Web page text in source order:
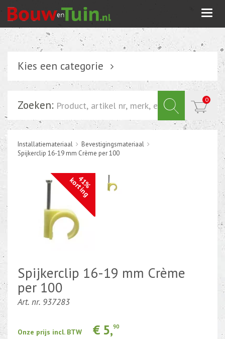
Kies een categorie
Verlichting
Inbouwdoos-kabeldoos
Tuin elektriciteit
Tuinverlichting
Grondspots met geïntrigeerde LED of energie zuinige
CEE-stekker-contra 380-230V
Beweging-Tijd-Rook Sensors
Bulkverpakking
Zoeken: 0
Installatiemateriaal
Bevestigingsmateriaal
Spijkerclip 16-19 mm Crème per 100
41%
korting
Spijkerclip 16-19 mm Crème
per 100
Art. nr. 937283
Onze prijs incl. BTW € 5,90